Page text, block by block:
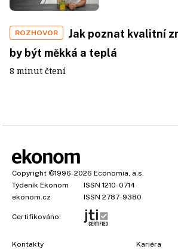
ROZHOVOR
Jak poznat kvalitní
by být měkká a teplá
8 minut čtení
Copyright ©1996-2026 Economia, a.s.
Týdeník Ekonom
ISSN 1210-0714
ekonom.cz
ISSN 2787-9380
Certifikováno:
Kontakty
Kariéra